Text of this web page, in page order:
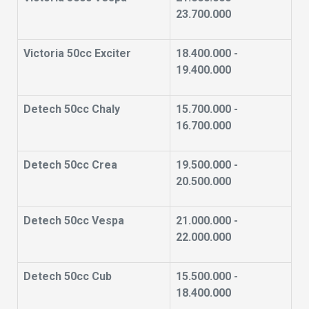
23.700.000
Victoria 50cc Exciter
18.400.000 -
19.400.000
Detech 50cc Chaly
15.700.000 -
16.700.000
Detech 50cc Crea
19.500.000 -
20.500.000
Detech 50cc Vespa
21.000.000 -
22.000.000
Detech 50cc Cub
15.500.000 -
18.400.000